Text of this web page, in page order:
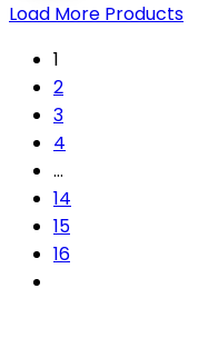
Load More Products
1
2
3
4
…
14
15
16